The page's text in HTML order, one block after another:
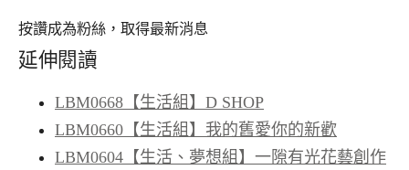
按讚成為粉絲，取得最新消息
延伸閱讀
LBM0668【生活組】D SHOP
LBM0660【生活組】我的舊愛你的新歡
LBM0604【生活、夢想組】一隙有光花藝創作